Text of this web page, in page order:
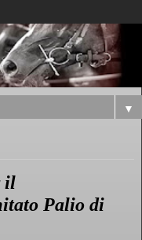
▼
il
Palio di